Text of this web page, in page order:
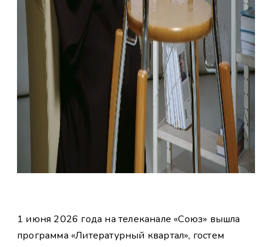
1 июня 2026 года на телеканале «Союз» вышла
программа «Литературный квартал», гостем